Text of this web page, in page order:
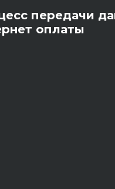
передачи
оплаты